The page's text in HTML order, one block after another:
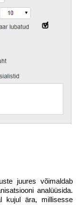
juures võimaldab
analüüsida.
kujul ära, millisesse